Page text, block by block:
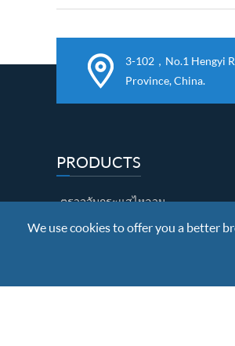
3-102，No.1 Hengyi
Province, China.
PRODUCTS
ตรวจจับกระแสไหลวน
ตรวจจับการรั่วไหลของแม่เหล็ก
We use cookies to offer you a better